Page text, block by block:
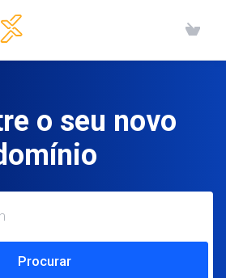
o seu novo